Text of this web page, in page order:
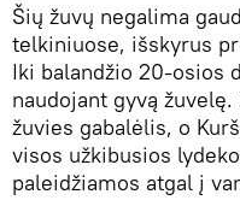
Šių žuvų negalima
telkiniuose, išskyrus
Iki balandžio 20-osios
naudojant gyvą
žuvies gabalėlis, o
visos užkibusios
paleidžiamos atgal į